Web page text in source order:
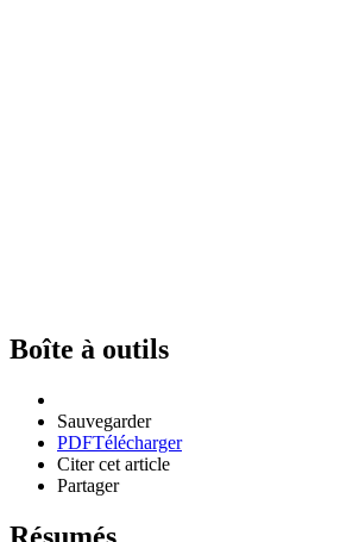
Boîte à outils
Sauvegarder
PDFTélécharger
Citer cet article
Partager
Résumés